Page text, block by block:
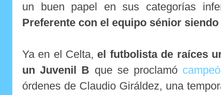
un buen papel en sus categorías
Preferente con el equipo sénior
Ya en el Celta, el futbolista de raíces
un Juvenil B que se proclamó
órdenes de Claudio Giráldez, una